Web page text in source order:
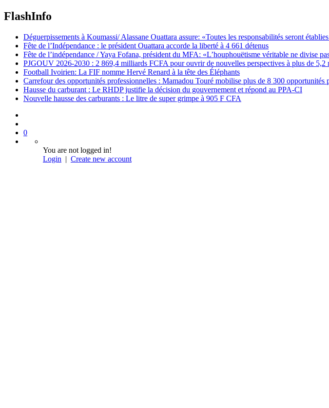
FlashInfo
Déguerpissements à Koumassi/ Alassane Ouattara assure: «Toutes les responsabilités seront
Fête de l’Indépendance : le président Ouattara accorde la liberté à 4 661 détenus
Fête de l’indépendance / Yaya Fofana, président du MFA: «L’houphouëtisme véritable ne divise
PJGOUV 2026-2030 : 2 869,4 milliards FCFA pour ouvrir de nouvelles perspectives à plus de 5,2
Football Ivoirien: La FIF nomme Hervé Renard à la tête des Éléphants
Carrefour des opportunités professionnelles : Mamadou Touré mobilise plus de 8 300 opportunités
Hausse du carburant : Le RHDP justifie la décision du gouvernement et répond au PPA-CI
Nouvelle hausse des carburants : Le litre de super grimpe à 905 F CFA
0
You are not logged in!
Login | Create new account